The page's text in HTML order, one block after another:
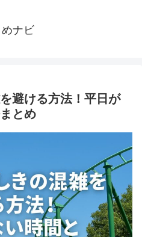
めナビ
避ける方法！平日が
とめ